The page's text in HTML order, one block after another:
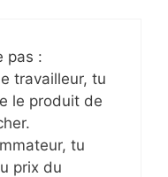
pas :
travailleur, tu
le produit de
tu
prix du